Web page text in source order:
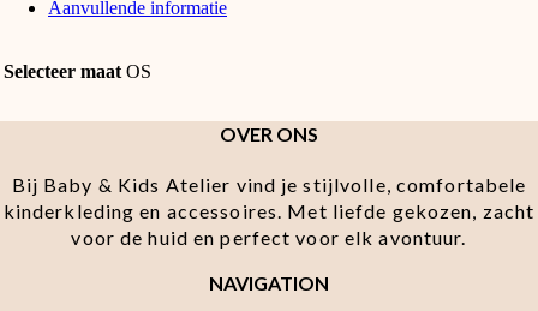
Aanvullende informatie
Selecteer maat OS
OVER ONS
Bij Baby & Kids Atelier vind je stijlvolle, comfortabele
kinderkleding en accessoires. Met liefde gekozen, zacht
voor de huid en perfect voor elk avontuur.
NAVIGATION